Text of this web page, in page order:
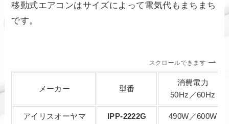
移動式エアコンはサイズによって電気代もまちまち
です。
スクロールできます
メーカー 型番
消費電力
50Hz／60Hz
アイリスオーヤマ IPP-2222G 490W／600W